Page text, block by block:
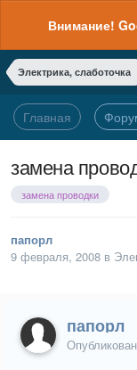
Внимание!
Электрика, слаботочка
Главная
замена
замена проводки
папорл
9 февраля, 2008 в
папорл